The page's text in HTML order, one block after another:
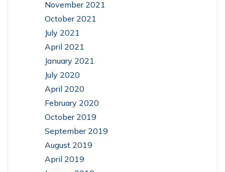
November 2021
October 2021
July 2021
April 2021
January 2021
July 2020
April 2020
February 2020
October 2019
September 2019
August 2019
April 2019